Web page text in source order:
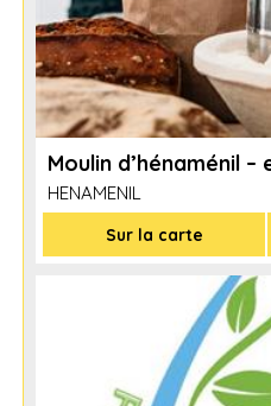
Moulin d’hénaménil
HENAMENIL
Sur la carte